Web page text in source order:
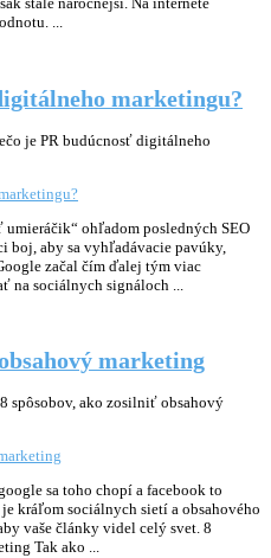
...
marketingu?
je PR budúcnosť digitálneho
ohľadom posledných SEO
boj, aby sa vyhľadávacie pavúky,
začal čím ďalej tým viac
sociálnych signáloch ...
marketing
spôsobov, ako zosilniť obsahový
sa toho chopí a facebook to
kráľom sociálnych sietí a obsahového
vaše články videl celý svet. 8
Tak ako ...